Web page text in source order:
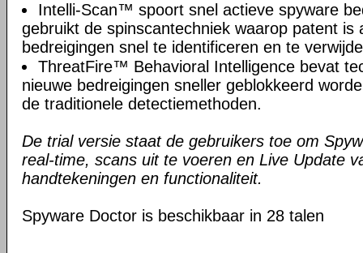
Intelli-Scan™ spoort snel actieve spyware
gebruikt de spinscantechniek waarop patent is
bedreigingen snel te identificeren en te
ThreatFire™ Behavioral Intelligence bevat
nieuwe bedreigingen sneller geblokkeerd
de traditionele detectiemethoden.
De trial versie staat de gebruikers toe om
real-time, scans uit te voeren en Live Update
handtekeningen en functionaliteit.
Spyware Doctor is beschikbaar in 28 talen